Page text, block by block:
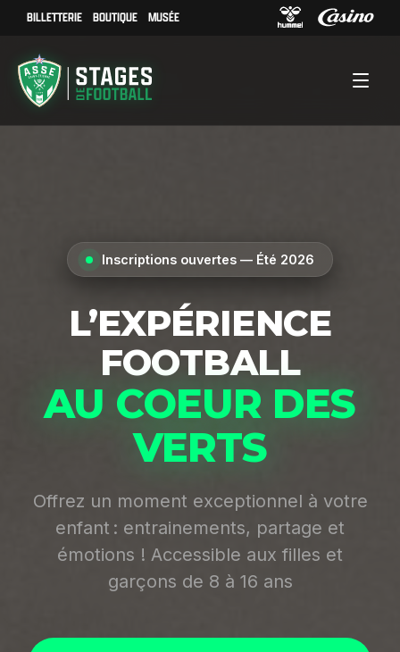
BILLETTERIE BOUTIQUE MUSÉE
Inscriptions ouvertes — Été 2026
L’EXPÉRIENCE
FOOTBALL
AU COEUR DES
VERTS
Offrez un moment exceptionnel à votre
enfant : entrainements, partage et
émotions ! Accessible aux filles et
garçons de 8 à 16 ans